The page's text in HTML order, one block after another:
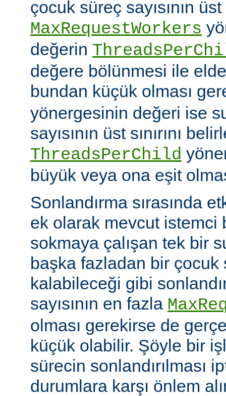
çocuk süreç sayısının üst
MaxRequestWorkers
değerin
değere bölünmesi ile
bundan küçük olması
yönergesinin değeri ise
sayısının üst sınırını
ThreadsPerChild
büyük veya ona eşit
Sonlandırma sırasında
ek olarak mevcut istemci
sokmaya çalışan tek bir
başka fazladan bir çocuk
kalabileceği gibi
sayısının en fazla
olması gerekirse de
küçük olabilir. Şöyle bir
sürecin sonlandırılması
durumlara karşı önlem